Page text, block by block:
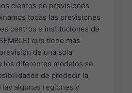
cientos de previsiones
todas las previsiones
centros e instituciones de
que tiene más
de una sola
los diferentes modelos se
de predecir la
algunas regiones y